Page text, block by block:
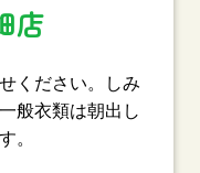
店
ください。しみ
般衣類は朝出し
。